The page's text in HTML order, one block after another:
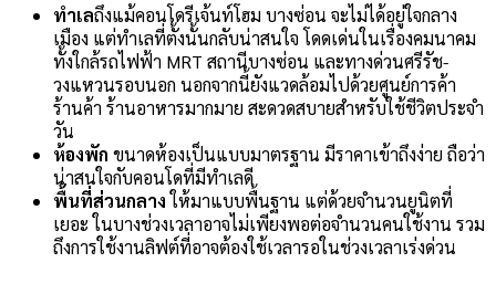
ทำเลถึงแม้คอนโดรีเจ้นท์โฮม บางซ่อน จะไม่ได้อยู่ใจกลาง
เมือง แต่ทำเลที่ตั้งนั้นกลับน่าสนใจ โดดเด่นในเรื่องคมนาคม
ทั้งใกล้รถไฟฟ้า MRT สถานีบางซ่อน และทางด่วนศรีรัช-
วงแหวนรอบนอก นอกจากนี้ยังแวดล้อมไปด้วยศูนย์การค้า
ร้านค้า ร้านอาหารมากมาย สะดวดสบายสำหรับใช้ชีวิตประจำ
วัน
ห้องพัก ขนาดห้องเป็นแบบมาตรฐาน มีราคาเข้าถึงง่าย ถือว่า
น่าสนใจกับคอนโดที่มีทำเลดี
พื้นที่ส่วนกลางให้มาแบบพื้นฐาน แต่ด้วยจำนวนยูนิตที่
เยอะ ในบางช่วงเวลาอาจไม่เพียงพอต่อจำนวนคนใช้งาน รวม
ถึงการใช้งานลิฟต์ที่อาจต้องใช้เวลารอในช่วงเวลาเร่งด่วน